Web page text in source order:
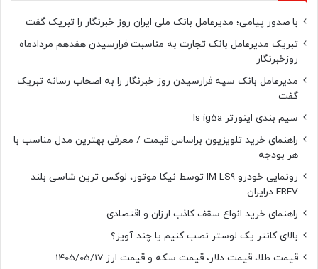
با صدور پیامی؛ مدیرعامل بانک ملی ایران روز خبرنگار را تبریک گفت
تبریک مدیرعامل بانک تجارت به مناسبت فرارسیدن هفدهم مردادماه
روزخبرنگار
مدیرعامل بانک سپه فرارسیدن روز خبرنگار را به اصحاب رسانه تبریک
گفت
سیم بندی اینورتر ls ig5a
راهنمای خرید تلویزیون براساس قیمت / معرفی بهترین مدل مناسب با
هر بودجه
رونمایی خودرو IM LS9 توسط نیکا موتور، لوکس ترین شاسی بلند
EREV درایران
راهنمای خرید انواع سقف کاذب ارزان و اقتصادی
بالای کانتر یک لوستر نصب کنیم یا چند آویز؟
قیمت طلا، قیمت دلار، قیمت سکه و قیمت ارز 1405/05/17